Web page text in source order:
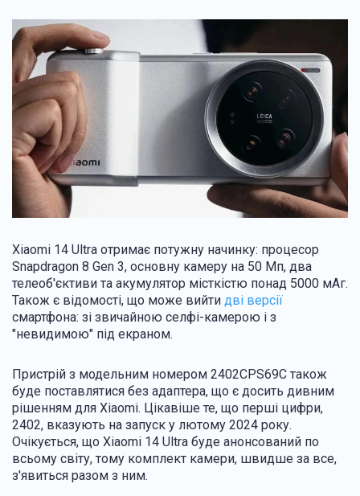
Xiaomi 14 Ultra отримає потужну начинку: процесор
Snapdragon 8 Gen 3, основну камеру на 50 Мп, два
телеоб'єктиви та акумулятор місткістю понад 5000 мАг.
Також є відомості, що може вийти дві версії
смартфона: зі звичайною селфі-камерою і з
"невидимою" під екраном.
Пристрій з модельним номером 2402CPS69C також
буде поставлятися без адаптера, що є досить дивним
рішенням для Xiaomi. Цікавіше те, що перші цифри,
2402, вказують на запуск у лютому 2024 року.
Очікується, що Xiaomi 14 Ultra буде анонсований по
всьому світу, тому комплект камери, швидше за все,
з'явиться разом з ним.